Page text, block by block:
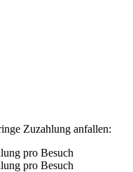
Zuzahlung anfallen:
pro Besuch
pro Besuch